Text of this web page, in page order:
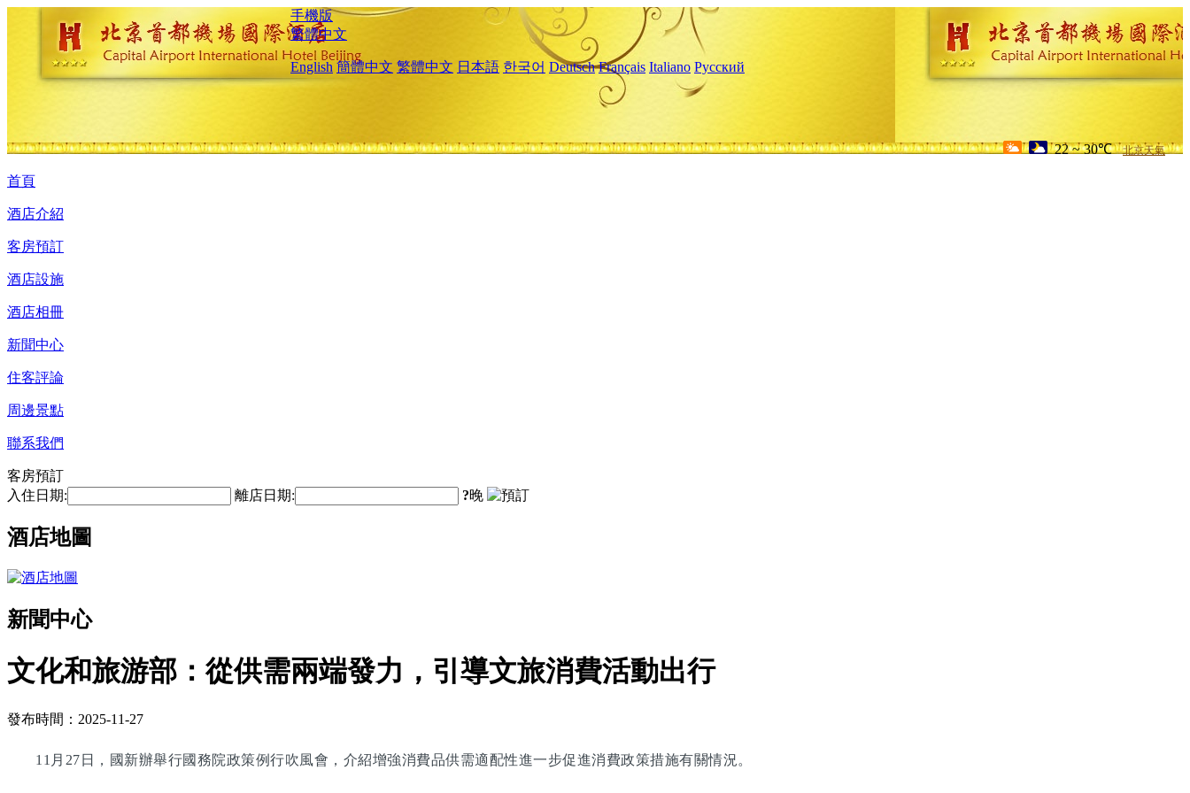
手機版
繁體中文
English 簡體中文 繁體中文 日本語 한국어 Deutsch Français Italiano Русский
22 ~ 30℃ 北京天氣
首頁
酒店介紹
客房預訂
酒店設施
酒店相冊
新聞中心
住客評論
周邊景點
聯系我們
客房預訂
入住日期:
離店日期: ?晚
酒店地圖
新聞中心
文化和旅游部：從供需兩端發力，引導文旅消費活動出行
發布時間：2025-11-27
11月27日，國新辦舉行國務院政策例行吹風會，介紹增強消費品供需適配性進一步促進消費政策措施有關情況。